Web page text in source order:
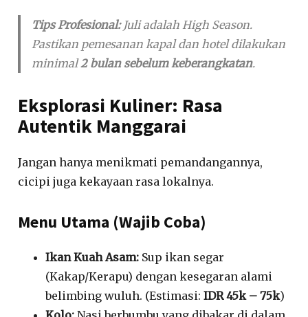
Tips Profesional:Juli adalahHigh Season.
Pastikan pemesanan kapal dan hotel dilakukan
minimal2 bulan sebelum keberangkatan.
Eksplorasi Kuliner: Rasa
Autentik Manggarai
Jangan hanya menikmati pemandangannya,
cicipi juga kekayaan rasa lokalnya.
Menu Utama (Wajib Coba)
Ikan Kuah Asam: Sup ikan segar
(Kakap/Kerapu) dengan kesegaran alami
belimbing wuluh. (Estimasi:IDR 45k – 75k)